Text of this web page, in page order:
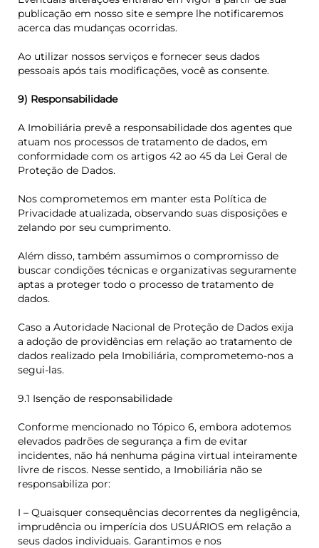
publicação em nosso site e sempre lhe notificaremos
acerca das mudanças ocorridas.
Ao utilizar nossos serviços e fornecer seus dados
pessoais após tais modificações, você as consente.
9) Responsabilidade
A Imobiliária prevê a responsabilidade dos agentes que
atuam nos processos de tratamento de dados, em
conformidade com os artigos 42 ao 45 da Lei Geral de
Proteção de Dados.
Nos comprometemos em manter esta Política de
Privacidade atualizada, observando suas disposições e
zelando por seu cumprimento.
Além disso, também assumimos o compromisso de
buscar condições técnicas e organizativas seguramente
aptas a proteger todo o processo de tratamento de
dados.
Caso a Autoridade Nacional de Proteção de Dados exija
a adoção de providências em relação ao tratamento de
dados realizado pela Imobiliária, comprometemo-nos a
segui-las.
9.1 Isenção de responsabilidade
Conforme mencionado no Tópico 6, embora adotemos
elevados padrões de segurança a fim de evitar
incidentes, não há nenhuma página virtual inteiramente
livre de riscos. Nesse sentido, a Imobiliária não se
responsabiliza por:
I – Quaisquer consequências decorrentes da negligência,
imprudência ou imperícia dos USUÁRIOS em relação a
seus dados individuais. Garantimos e nos